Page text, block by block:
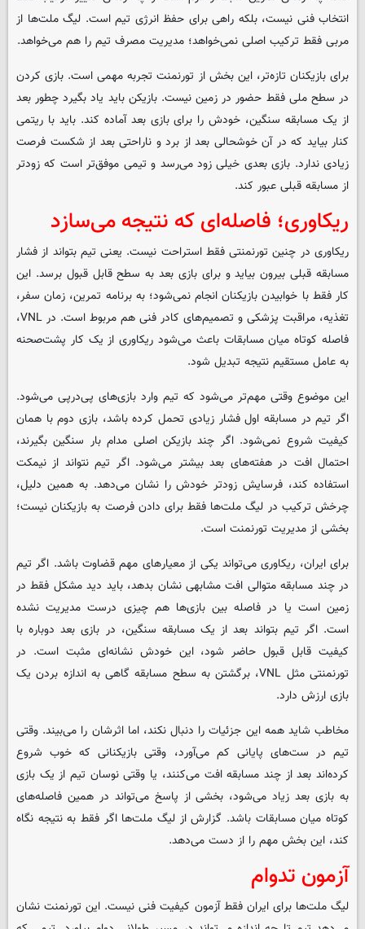
انتخاب فنی نیست، بلکه راهی برای حفظ انرژی تیم است. لیگ ملت‌ها از
مربی فقط ترکیب اصلی نمی‌خواهد؛ مدیریت مصرف تیم را هم می‌خواهد.
برای بازیکنان تازه‌تر، این بخش از تورنمنت تجربه مهمی است. بازی کردن
در سطح ملی فقط حضور در زمین نیست. بازیکن باید یاد بگیرد چطور بعد
از یک مسابقه سنگین، خودش را برای بازی بعد آماده کند. باید با ریتمی
کنار بیاید که در آن خوشحالی بعد از برد و ناراحتی بعد از شکست فرصت
زیادی ندارد. بازی بعدی خیلی زود می‌رسد و تیمی موفق‌تر است که زودتر
از مسابقه قبلی عبور کند.
ریکاوری؛ فاصله‌ای که نتیجه می‌سازد
ریکاوری در چنین تورنمنتی فقط استراحت نیست. یعنی تیم بتواند از فشار
مسابقه قبلی بیرون بیاید و برای بازی بعد به سطح قابل قبول برسد. این
کار فقط با خوابیدن بازیکنان انجام نمی‌شود؛ به برنامه تمرین، زمان سفر،
تغذیه، مراقبت پزشکی و تصمیم‌های کادر فنی هم مربوط است. در VNL،
فاصله کوتاه میان مسابقات باعث می‌شود ریکاوری از یک کار پشت‌صحنه
به عامل مستقیم نتیجه تبدیل شود.
این موضوع وقتی مهم‌تر می‌شود که تیم وارد بازی‌های پی‌درپی می‌شود.
اگر تیم در مسابقه اول فشار زیادی تحمل کرده باشد، بازی دوم با همان
کیفیت شروع نمی‌شود. اگر چند بازیکن اصلی مدام بار سنگین بگیرند،
احتمال افت در هفته‌های بعد بیشتر می‌شود. اگر تیم نتواند از نیمکت
استفاده کند، فرسایش زودتر خودش را نشان می‌دهد. به همین دلیل،
چرخش ترکیب در لیگ ملت‌ها فقط برای دادن فرصت به بازیکنان نیست؛
بخشی از مدیریت تورنمنت است.
برای ایران، ریکاوری می‌تواند یکی از معیارهای مهم قضاوت باشد. اگر تیم
در چند مسابقه متوالی افت مشابهی نشان بدهد، باید دید مشکل فقط در
زمین است یا در فاصله بین بازی‌ها هم چیزی درست مدیریت نشده
است. اگر تیم بتواند بعد از یک مسابقه سنگین، در بازی بعد دوباره با
کیفیت قابل قبول حاضر شود، این خودش نشانه‌ای مثبت است. در
تورنمنتی مثل VNL، برگشتن به سطح مسابقه گاهی به اندازه بردن یک
بازی ارزش دارد.
مخاطب شاید همه این جزئیات را دنبال نکند، اما اثرشان را می‌بیند. وقتی
تیم در ست‌های پایانی کم می‌آورد، وقتی بازیکنانی که خوب شروع
کرده‌اند بعد از چند مسابقه افت می‌کنند، یا وقتی نوسان تیم از یک بازی
به بازی بعد زیاد می‌شود، بخشی از پاسخ می‌تواند در همین فاصله‌های
کوتاه میان مسابقات باشد. گزارش از لیگ ملت‌ها اگر فقط به نتیجه نگاه
کند، این بخش مهم را از دست می‌دهد.
آزمون تدوام
لیگ ملت‌ها برای ایران فقط آزمون کیفیت فنی نیست. این تورنمنت نشان